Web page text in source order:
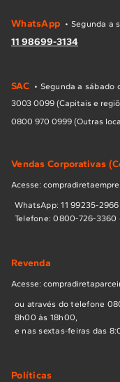
WhatsApp • Segunda a
11 98699-3134
SAC • Segunda a
3003 0099 (Capitais e
0800 970 0999 (Outras
Vendas Corporativas
Acesse:
WhatsApp: 11 99235-
Telefone: 0800-726-3360
Revenda
Acesse:
ou através do telefone
8h00 às 18h00,
e nas sextas-feiras das
Políticas